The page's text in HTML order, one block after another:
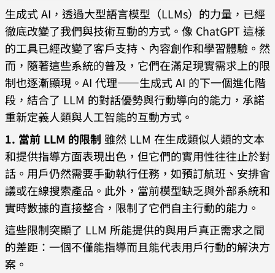
生成式 AI，透過大型語言模型（LLMs）的力量，已經
徹底改變了我們與技術互動的方式。像 ChatGPT 這樣
的工具已經改變了客戶支持、內容創作和學習體驗。然
而，隨著這些系統的普及，它們在滿足現實需求上的限
制也逐漸顯現。AI 代理——生成式 AI 的下一個進化階
段，結合了 LLM 的對話優勢與行動導向的能力，承諾
重新定義人類與人工智能的互動方式。
1. 當前 LLM 的限制 雖然 LLM 在生成類似人類的文本
和提供指導方面表現出色，但它們的實用性往往止於對
話。用戶仍然需要手動執行任務，如預訂航班、安排會
議或在線搜索產品。此外，當前模型缺乏與外部系統和
實時數據的直接整合，限制了它們自主行動的能力。
這些限制突顯了 LLM 所能提供的與用戶真正需求之間
的差距：一個不僅能指導而且能代表用戶行動的解決方
案。